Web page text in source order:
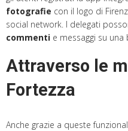
fotografie con il logo di
social network. I delegati
commenti e messaggi su una
Attraverso le
Fortezza
Anche grazie a queste